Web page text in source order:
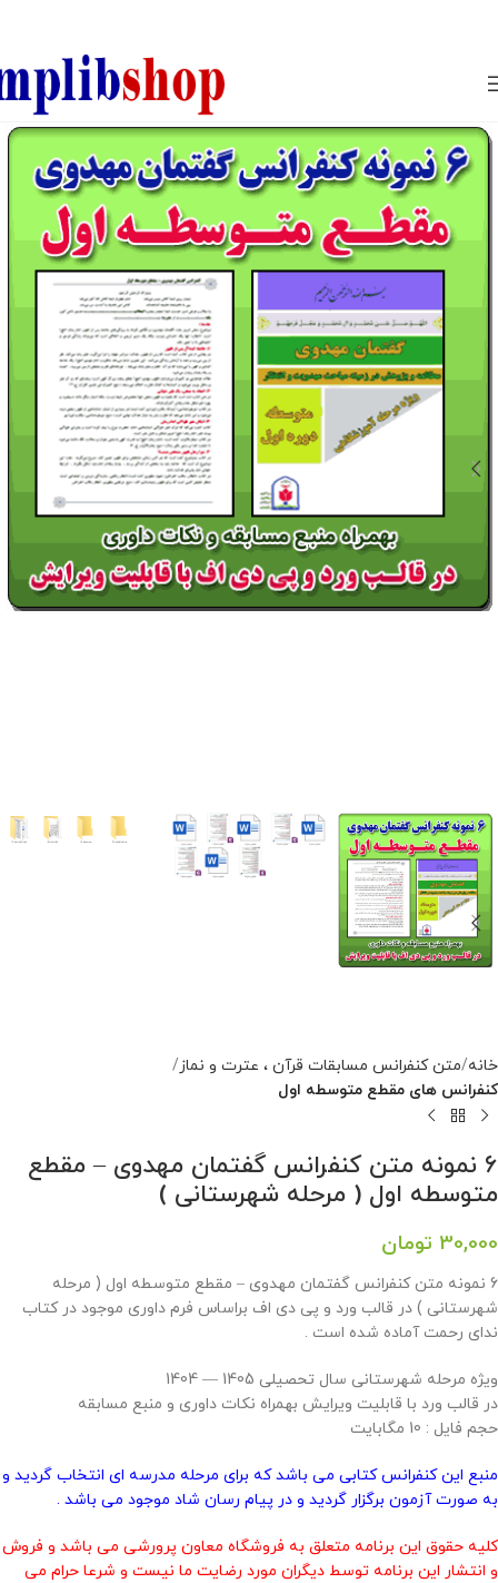
خانه متن کنفرانس مسابقات قرآن ، عترت و نماز
کنفرانس های مقطع متوسطه اول
6 نمونه متن کنفرانس گفتمان مهدوی – مقطع
متوسطه اول ( مرحله شهرستانی )
30,000 تومان
6 نمونه متن کنفرانس گفتمان مهدوی – مقطع متوسطه اول ( مرحله
شهرستانی ) در قالب ورد و پی دی اف براساس فرم داوری موجود در کتاب
ندای رحمت آماده شده است .
ویژه مرحله شهرستانی سال تحصیلی 1405 — 1404
در قالب ورد با قابلیت ویرایش بهمراه نکات داوری و منبع مسابقه
حجم فایل : 10 مگابایت
منبع این کنفرانس کتابی می باشد که برای مرحله مدرسه ای انتخاب گردید و
به صورت آزمون برگزار گردید و در پیام رسان شاد موجود می باشد .
کلیه حقوق این برنامه متعلق به فروشگاه معاون پرورشی می باشد و فروش
و انتشار این برنامه توسط دیگران مورد رضایت ما نیست و شرعا حرام می